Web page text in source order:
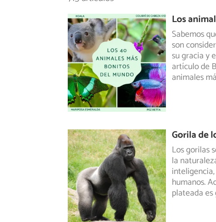
Los
Sabemos
son
su gracia y
artículo de
animales
Gorila de
Los gorilas
la
inteligencia,
humanos.
plateada